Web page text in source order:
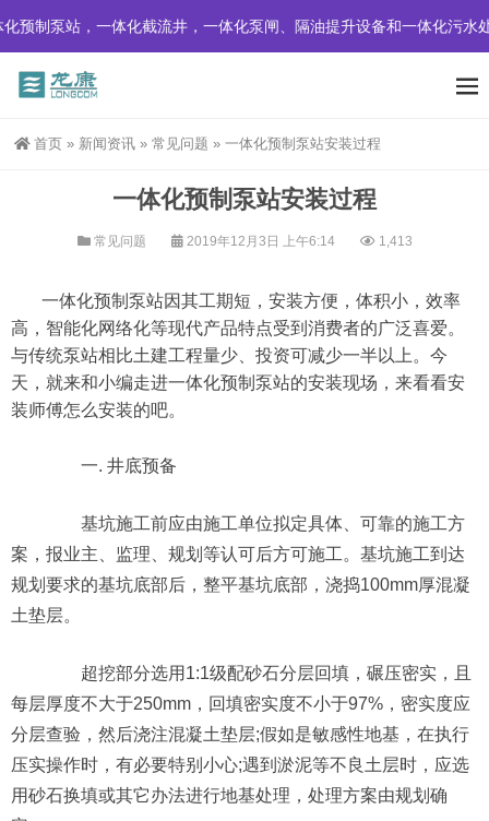
泵站，一体化截流井，一体化泵闸、隔油提升设备和一体化污水处
首页 » 新闻资讯 » 常见问题 » 一体化预制泵站安装过程
一体化预制泵站安装过程
常见问题 2019年12月3日 上午6:14 1,413
一体化预制泵站因其工期短，安装方便，体积小，效率
高，智能化网络化等现代产品特点受到消费者的广泛喜爱。
与传统泵站相比土建工程量少、投资可减少一半以上。今
天，就来和小编走进一体化预制泵站的安装现场，来看看安
装师傅怎么安装的吧。
一. 井底预备
基坑施工前应由施工单位拟定具体、可靠的施工方
案，报业主、监理、规划等认可后方可施工。基坑施工到达
规划要求的基坑底部后，整平基坑底部，浇捣100mm厚混凝
土垫层。
超挖部分选用1:1级配砂石分层回填，碾压密实，且
每层厚度不大于250mm，回填密实度不小于97%，密实度应
分层查验，然后浇注混凝土垫层;假如是敏感性地基，在执行
压实操作时，有必要特别小心;遇到淤泥等不良土层时，应选
用砂石换填或其它办法进行地基处理，处理方案由规划确